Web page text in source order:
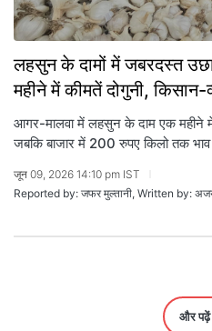
लहसुन के दामों में जबरदस्त
महीने में कीमतें दोगुनी, किसान-
आगर-मालवा में लहसुन के दाम एक महीने में
जबकि बाजार में 200 रुपए किलो तक
जून 09, 2026 14:10 pm IST
Reported by: जफर मुल्तानी, Written by:
और पढ़ें